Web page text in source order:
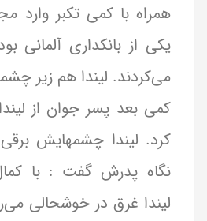
همراه با کمی تکبر
یکی از بانکداری آلمانی
می‌کردند. لیندا هم زیر
کمی بعد پسر جوان از
کرد. لیندا چشمهایش
نگاه پدرش گفت : با
لیندا غرق در خوشحالی